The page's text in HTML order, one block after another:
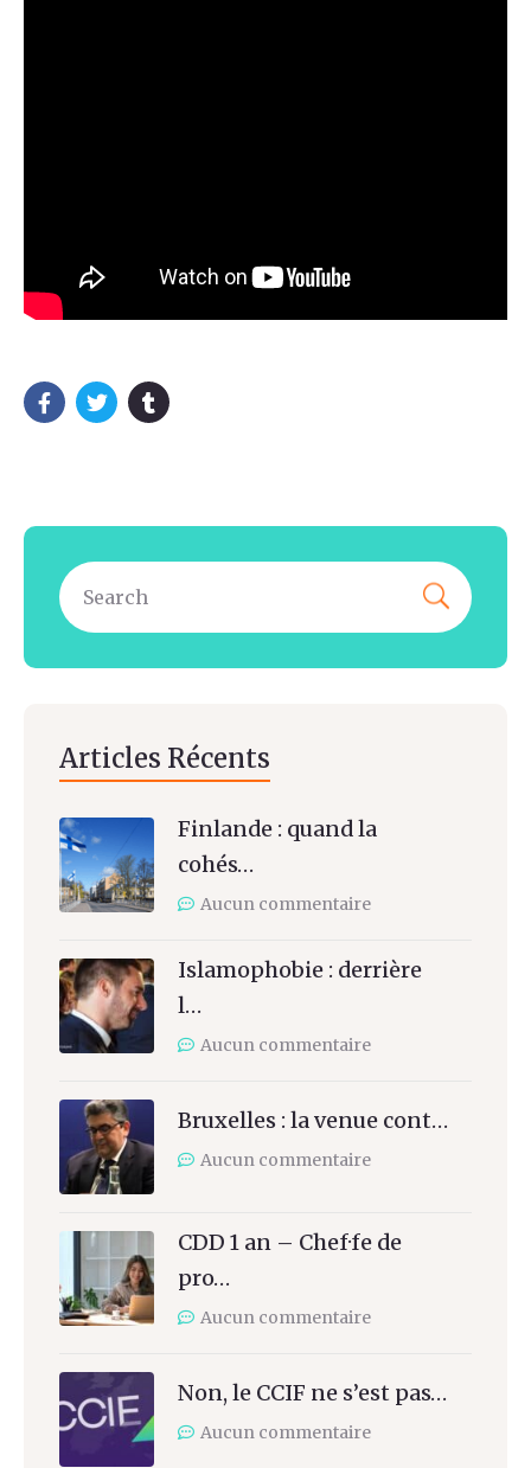
Articles Récents
Finlande : quand la
cohés…
Aucun commentaire
Islamophobie : derrière
l…
Aucun commentaire
Bruxelles : la venue cont…
Aucun commentaire
CDD 1 an – Chef·fe de
pro…
Aucun commentaire
Non, le CCIF ne s’est pas…
Aucun commentaire